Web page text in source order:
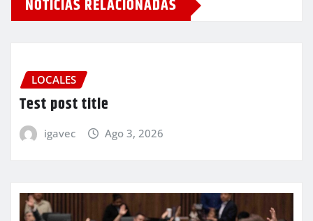
NOTICIAS RELACIONADAS
LOCALES
Test post title
igavec Ago 3, 2026